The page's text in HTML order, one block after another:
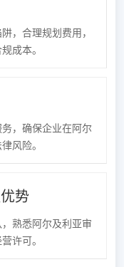
，合理规划费用，
成本。
，确保企业在阿尔
风险。
势
熟悉阿尔及利亚审
许可。